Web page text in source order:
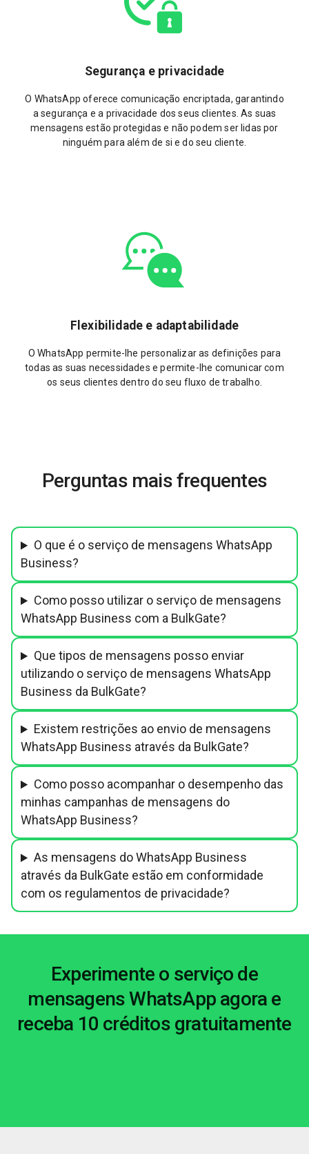
Segurança e privacidade
O WhatsApp oferece comunicação encriptada, garantindo
a segurança e a privacidade dos seus clientes. As suas
mensagens estão protegidas e não podem ser lidas por
ninguém para além de si e do seu cliente.
Flexibilidade e adaptabilidade
O WhatsApp permite-lhe personalizar as definições para
todas as suas necessidades e permite-lhe comunicar com
os seus clientes dentro do seu fluxo de trabalho.
Perguntas mais frequentes
O que é o serviço de mensagens WhatsApp
Business?
Como posso utilizar o serviço de mensagens
WhatsApp Business com a BulkGate?
Que tipos de mensagens posso enviar
utilizando o serviço de mensagens WhatsApp
Business da BulkGate?
Existem restrições ao envio de mensagens
WhatsApp Business através da BulkGate?
Como posso acompanhar o desempenho das
minhas campanhas de mensagens do
WhatsApp Business?
As mensagens do WhatsApp Business
através da BulkGate estão em conformidade
com os regulamentos de privacidade?
Experimente o serviço de
mensagens WhatsApp agora e
receba 10 créditos gratuitamente